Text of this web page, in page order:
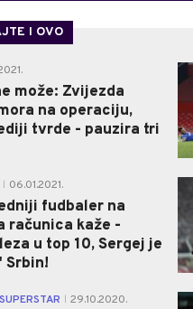
I OVO
može: Zvijezda
na operaciju,
tvrde - pauzira tri
06.01.2021.
fudbaler na
računica kaže -
u top 10, Sergej je
29.10.2020.